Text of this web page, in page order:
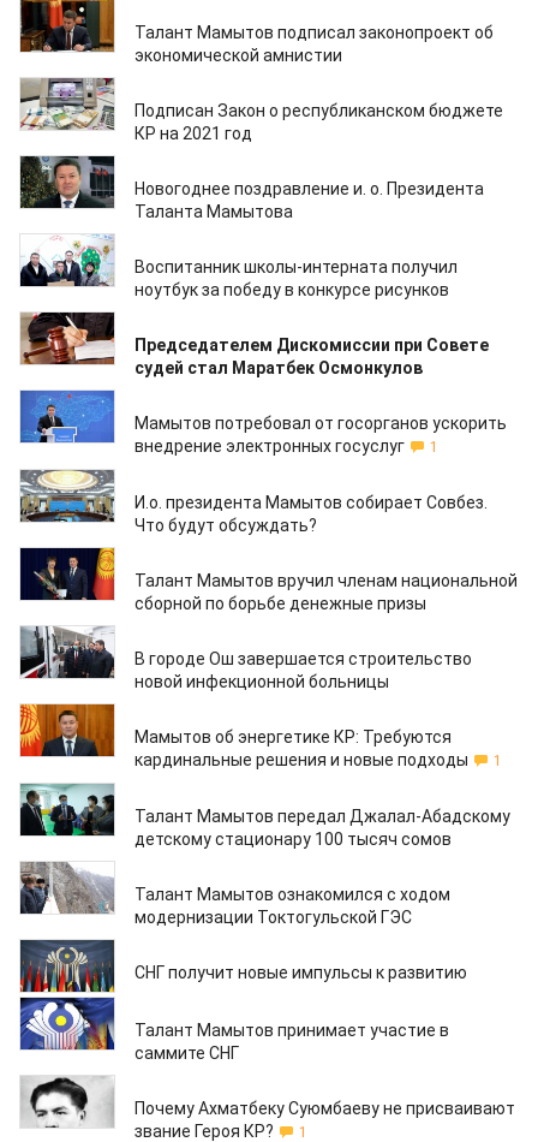
05.01.2021
Талант Мамытов подписал законопроект об
экономической амнистии
04.01.2021
Подписан Закон о республиканском бюджете
КР на 2021 год
01.01.2021
Новогоднее поздравление и. о. Президента
Таланта Мамытова
31.12.2020
Воспитанник школы-интерната получил
ноутбук за победу в конкурсе рисунков
29.12.2020
Председателем Дискомиссии при Совете
судей стал Маратбек Осмонкулов
28.12.2020
Мамытов потребовал от госорганов ускорить
внедрение электронных госуслуг
1
24.12.2020
И.о. президента Мамытов собирает Совбез.
Что будут обсуждать?
23.12.2020
Талант Мамытов вручил членам национальной
сборной по борьбе денежные призы
22.12.2020
В городе Ош завершается строительство
новой инфекционной больницы
22.12.2020
Мамытов об энергетике КР: Требуются
кардинальные решения и новые подходы
1
21.12.2020
Талант Мамытов передал Джалал-Абадскому
детскому стационару 100 тысяч сомов
20.12.2020
Талант Мамытов ознакомился с ходом
модернизации Токтогульской ГЭС
19.12.2020
СНГ получит новые импульсы к развитию
18.12.2020
Талант Мамытов принимает участие в
саммите СНГ
17.12.2020
Почему Ахматбеку Суюмбаеву не присваивают
звание Героя КР?
1